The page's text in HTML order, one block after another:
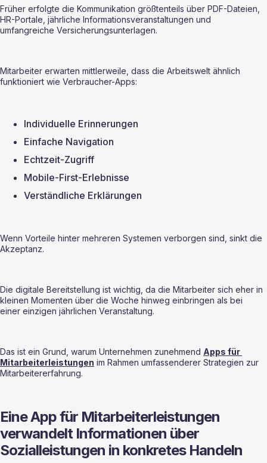
Früher erfolgte die Kommunikation größtenteils über PDF-Dateien,
HR-Portale, jährliche Informationsveranstaltungen und
umfangreiche Versicherungsunterlagen.
Mitarbeiter erwarten mittlerweile, dass die Arbeitswelt ähnlich
funktioniert wie Verbraucher-Apps:
Individuelle Erinnerungen
Einfache Navigation
Echtzeit-Zugriff
Mobile-First-Erlebnisse
Verständliche Erklärungen
Wenn Vorteile hinter mehreren Systemen verborgen sind, sinkt die
Akzeptanz.
Die digitale Bereitstellung ist wichtig, da die Mitarbeiter sich eher in
kleinen Momenten über die Woche hinweg einbringen als bei
einer einzigen jährlichen Veranstaltung.
Das ist ein Grund, warum Unternehmen zunehmend Apps für
Mitarbeiterleistungen im Rahmen umfassenderer Strategien zur
Mitarbeitererfahrung.
Eine App für Mitarbeiterleistungen
verwandelt Informationen über
Sozialleistungen in konkretes Handeln